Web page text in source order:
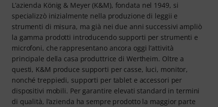
L’azienda König & Meyer (K&M), fondata nel 1949, si
specializzò inizialmente nella produzione di leggii e
strumenti di misura, ma già nei due anni successivi ampliò
la gamma prodotti introducendo supporti per strumenti e
microfoni, che rappresentano ancora oggi l’attività
principale della casa produttrice di Wertheim. Oltre a
questi, K&M produce supporti per casse, luci, monitor,
nonché treppiedi, supporti per tablet e accessori per
dispositivi mobili. Per garantire elevati standard in termini
di qualità, l’azienda ha sempre prodotto la maggior parte